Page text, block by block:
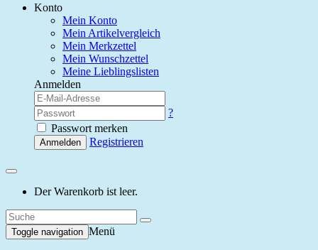
Konto
Mein Konto
Mein Artikelvergleich
Mein Merkzettel
Mein Wunschzettel
Meine Lieblingslisten
Anmelden
?
Passwort merken
Anmelden Registrieren
Der Warenkorb ist leer.
Toggle navigation Menü